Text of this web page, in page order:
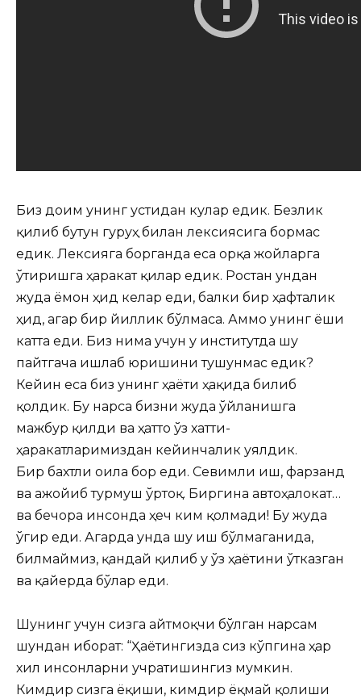
Биз доим унинг устидан кулар едик. Безлик
қилиб бутун гуруҳ билан лексиясига бормас
едик. Лексияга борганда еса орқа жойларга
ўтиришга ҳаракат қилар едик. Ростан ундан
жуда ёмон ҳид келар еди, балки бир ҳафталик
ҳид, агар бир йиллик бўлмаса. Аммо унинг ёши
катта еди. Биз нима учун у институтда шу
пайтгача ишлаб юришини тушунмас едик?
Кейин еса биз унинг ҳаёти ҳақида билиб
қолдик. Бу нарса бизни жуда ўйланишга
мажбур қилди ва ҳатто ўз хатти-
ҳаракатларимиздан кейинчалик уялдик.
Бир бахтли оила бор еди. Севимли иш, фарзанд
ва ажойиб турмуш ўртоқ. Биргина автоҳалокат…
ва бечора инсонда ҳеч ким қолмади! Бу жуда
ўгир еди. Агарда унда шу иш бўлмаганида,
билмаймиз, қандай қилиб у ўз ҳаётини ўтказган
ва қайерда бўлар еди.
Шунинг учун сизга айтмоқчи бўлган нарсам
шундан иборат: “Ҳаётингизда сиз кўпгина ҳар
хил инсонларни учратишингиз мумкин.
Кимдир сизга ёқиши, кимдир ёқмай қолиши